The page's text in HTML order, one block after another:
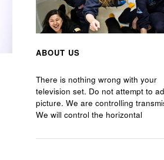
ABOUT US
There is nothing wrong with your
television set. Do not attempt to
picture. We are controlling
We will control the horizontal